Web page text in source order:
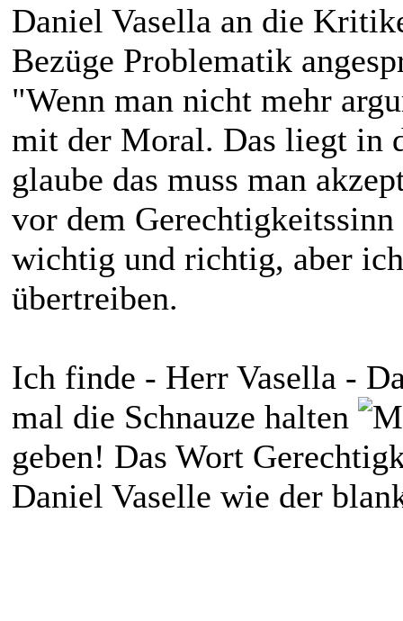
Daniel Vasella an die
Bezüge Problematik
"Wenn man nicht mehr
mit der Moral. Das liegt in
glaube das muss man
vor dem
wichtig und richtig, aber
übertreiben.
Ich finde - Herr Vasella -
mal die Schnauze halten
geben! Das Wort
Daniel Vaselle wie der